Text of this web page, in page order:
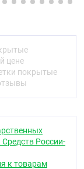
без
не
действием.
к
в целом
путей и
вовлечены
цене
покрытые
России-
к товарам